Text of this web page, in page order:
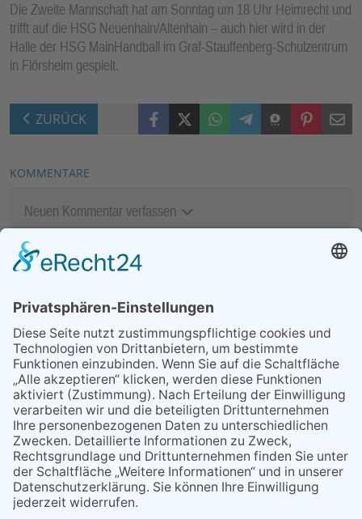
Die Zweite Mannschaft hat am Sonntag um 18 Uhr Heimrecht und
trifft auf die HSG Neuenhain/Altenhain – auch hier wird in der
Halle der HSG MainHandball im Graf-Stauffenberg-Schulzentrum
in Flörsheim gespielt.
ZURÜCK FacebookX (Twitter)WhatsAppTelegramThreemaPinterestMail
KOMMENTARE
Neuen Kommentar verfassen
MEIST GELESEN
06.08.2026
Second-Hand-Shopping for
Ladies – mehr als ein
Flohmarkt
07.08.2026
Regelmäßige
Veranstaltungen
06.08.2026
13. Folk- & Bluesfestival
kehrt zurück zu seinen
Wurzeln
06.08.2026
Polizeibericht
08.07.2026
Ring ring!